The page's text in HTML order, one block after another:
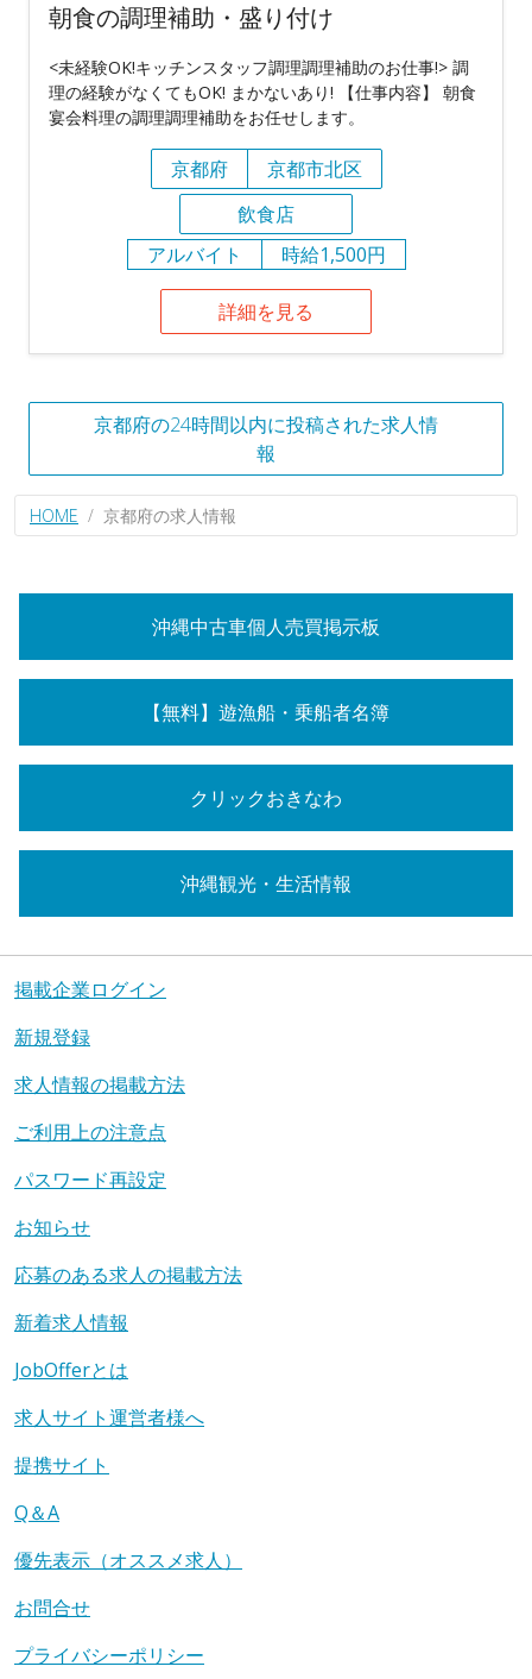
朝食の調理補助・盛り付け
<未経験OK!キッチンスタッフ調理調理補助のお仕事!> 調
理の経験がなくてもOK! まかないあり! 【仕事内容】 朝食
宴会料理の調理調理補助をお任せします。
京都府
京都市北区
飲食店
アルバイト
時給1,500円
詳細を見る
京都府の24時間以内に投稿された求人情
報
HOME 京都府の求人情報
沖縄中古車個人売買掲示板
【無料】遊漁船・乗船者名簿
クリックおきなわ
沖縄観光・生活情報
掲載企業ログイン
新規登録
求人情報の掲載方法
ご利用上の注意点
パスワード再設定
お知らせ
応募のある求人の掲載方法
新着求人情報
JobOfferとは
求人サイト運営者様へ
提携サイト
Q＆A
優先表示（オススメ求人）
お問合せ
プライバシーポリシー